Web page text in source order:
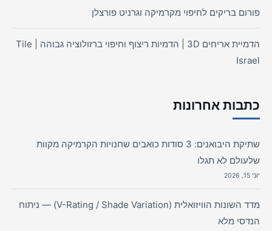
פורום בריקים לחיפוי מקרמיקה וגרניט פורצלן
הדמיית אריחים 3D | הדמיות ריצוף וחיפוי ברזולוציה גבוהה | Tile
Israel
כתבות אחרונות
שתיקת היבואנים: 3 סודות כואבים שחנויות הקרמיקה מקוות
שלעולם לא תגלו
יוני 15, 2026
מדד השונות הוויזואלית (V-Rating / Shade Variation) — ניתוח
הנדסי מלא